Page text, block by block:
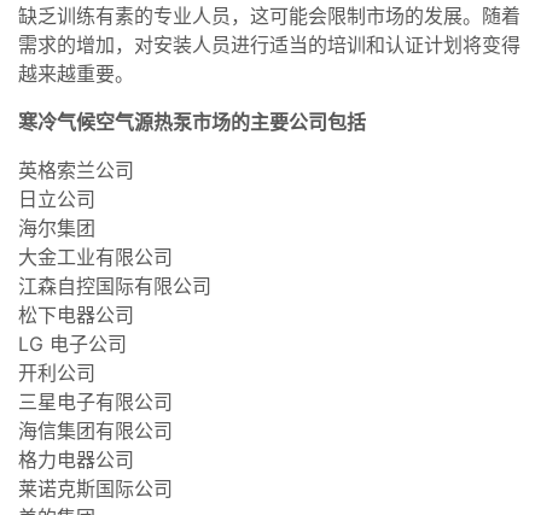
缺乏训练有素的专业人员，这可能会限制市场的发展。随着
需求的增加，对安装人员进行适当的培训和认证计划将变得
越来越重要。
寒冷气候空气源热泵市场的主要公司包括
英格索兰公司
日立公司
海尔集团
大金工业有限公司
江森自控国际有限公司
松下电器公司
LG 电子公司
开利公司
三星电子有限公司
海信集团有限公司
格力电器公司
莱诺克斯国际公司